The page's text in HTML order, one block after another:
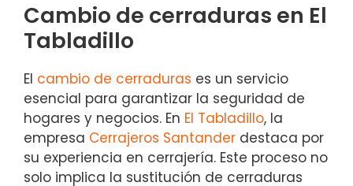
Cambio de cerraduras en El
Tabladillo
El cambio de cerraduras es un servicio
esencial para garantizar la seguridad de
hogares y negocios. En El Tabladillo, la
empresa Cerrajeros Santander destaca por
su experiencia en cerrajería. Este proceso no
solo implica la sustitución de cerraduras